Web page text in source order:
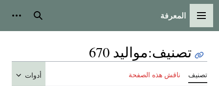
القائمة الرئيسية
المعرفة بحث
تصنيف:مواليد 670
تصنيف ناقش هذه الصفحة أدوات